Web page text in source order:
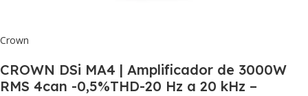
Crown
CROWN DSi MA4 | Amplificador de 3000W
RMS 4can -0,5%THD-20 Hz a 20 kHz –